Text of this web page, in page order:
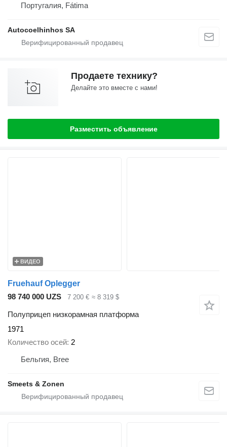
Португалия, Fátima
Autocoelhinhos SA
Продаете технику?
Делайте это вместе с нами!
Разместить объявление
ВИДЕО
Fruehauf Oplegger
98 740 000 UZS
7 200 € ≈ 8 319 $
Полуприцеп низкорамная платформа
1971
Количество осей 2
Бельгия, Bree
Smeets & Zonen